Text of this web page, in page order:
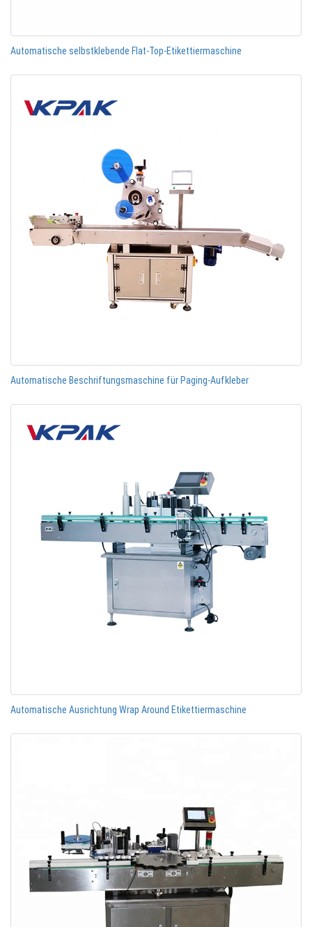
Automatische selbstklebende Flat-Top-Etikettiermaschine
Automatische Beschriftungsmaschine für Paging-Aufkleber
Automatische Ausrichtung Wrap Around Etikettiermaschine